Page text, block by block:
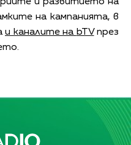
на кампанията, в
и каналите на bTVпрез